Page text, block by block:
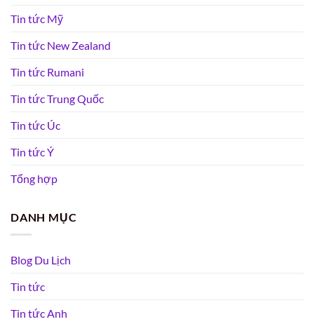
Tin tức Mỹ
Tin tức New Zealand
Tin tức Rumani
Tin tức Trung Quốc
Tin tức Úc
Tin tức Ý
Tổng hợp
DANH MỤC
Blog Du Lịch
Tin tức
Tin tức Anh